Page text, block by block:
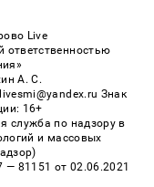
Live
ответственностью
А. С.
Знак
16+
служба по надзору в
и массовых
81151 от 02.06.2021